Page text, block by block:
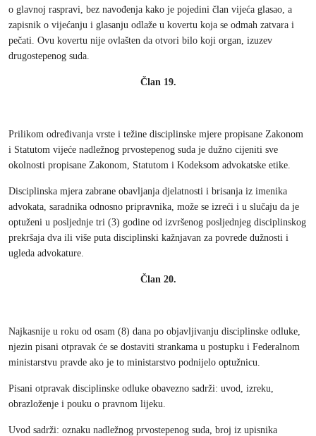
o glavnoj raspravi, bez navođenja kako je pojedini član vijeća glasao, a
zapisnik o vijećanju i glasanju odlaže u kovertu koja se odmah zatvara i
pečati. Ovu kovertu nije ovlašten da otvori bilo koji organ, izuzev
drugostepenog suda.
Član 19.
Prilikom određivanja vrste i težine disciplinske mjere propisane Zakonom
i Statutom vijeće nadležnog prvostepenog suda je dužno cijeniti sve
okolnosti propisane Zakonom, Statutom i Kodeksom advokatske etike.
Disciplinska mjera zabrane obavljanja djelatnosti i brisanja iz imenika
advokata, saradnika odnosno pripravnika, može se izreći i u slučaju da je
optuženi u posljednje tri (3) godine od izvršenog posljednjeg disciplinskog
prekršaja dva ili više puta disciplinski kažnjavan za povrede dužnosti i
ugleda advokature.
Član 20.
Najkasnije u roku od osam (8) dana po objavljivanju disciplinske odluke,
njezin pisani otpravak će se dostaviti strankama u postupku i Federalnom
ministarstvu pravde ako je to ministarstvo podnijelo optužnicu.
Pisani otpravak disciplinske odluke obavezno sadrži: uvod, izreku,
obrazloženje i pouku o pravnom lijeku.
Uvod sadrži: oznaku nadležnog prvostepenog suda, broj iz upisnika